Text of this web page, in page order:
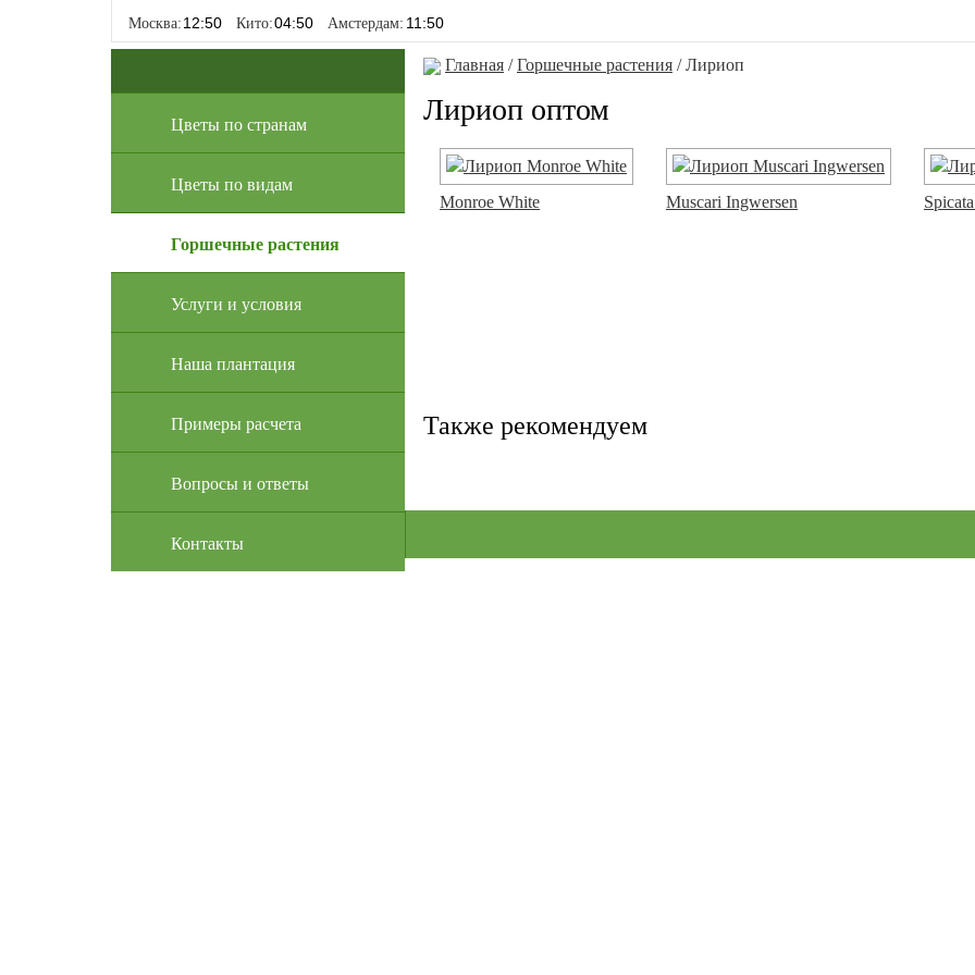
Москва: Кито: Амстердам:
Цветы по странам
Цветы по видам
Горшечные растения
Услуги и условия
Наша плантация
Примеры расчета
Вопросы и ответы
Контакты
Главная /Горшечные растения / Лириоп
Лириоп оптом
Monroe White Muscari Ingwersen
Также рекомендуем